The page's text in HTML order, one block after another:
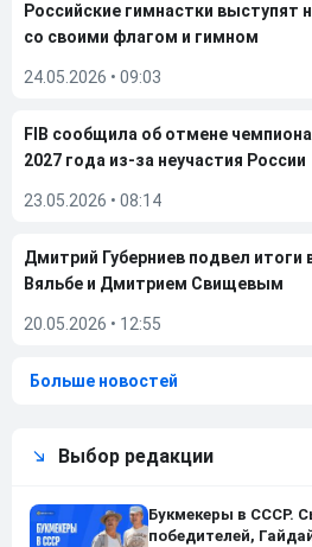
Российские гимнастки выступят
со своими флагом и гимном
24.05.2026 • 09:03
FIB сообщила об отмене
2027 года из-за неучастия России
23.05.2026 • 08:14
Дмитрий Губерниев подвел итоги
Вяльбе и Дмитрием Свищевым
20.05.2026 • 12:55
Больше новостей
Выбор редакции
Букмекеры в СССР.
победителей,